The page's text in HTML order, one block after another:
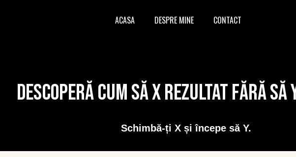
ACASA DESPRE MINE CONTACT
Descoperă cum să X REZULTAT fără să
Schimbă-ți X și începe să Y.